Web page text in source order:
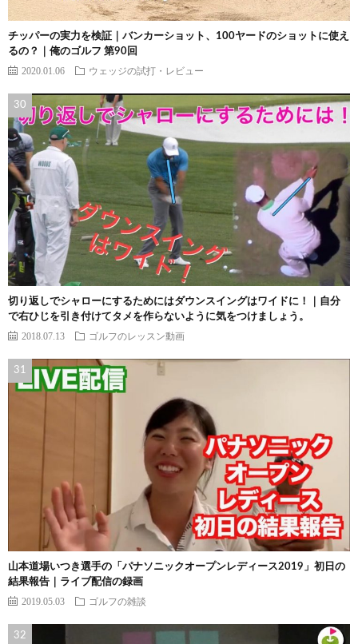
チッパーの実力を検証｜バンカーショット、100ヤードのショットに使え
るの？｜俺のゴルフ 第90回
2020.01.06 ウェッジの試打・レビュー
切り返しでシャローにするためにはダウンスイングはワイドに！｜自分
で右ひじを引き付けてタメを作らないように気をつけましょう。
2018.07.13 ゴルフのレッスン動画
山本道場いつき選手の「パナソニックオープンレディース2019」初日の
結果報告｜ライブ配信の録画
2019.05.03 ゴルフの雑談